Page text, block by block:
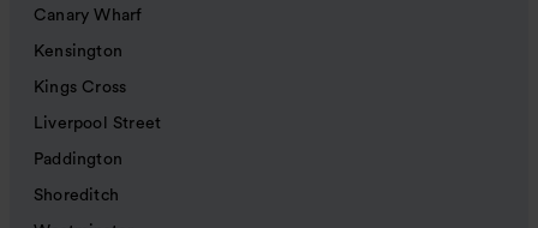
Canary Wharf
Kensington
Kings Cross
Liverpool Street
Paddington
Shoreditch